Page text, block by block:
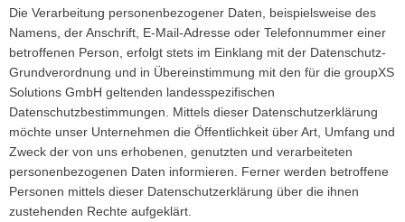
Die Verarbeitung personenbezogener Daten, beispielsweise des
Namens, der Anschrift, E-Mail-Adresse oder Telefonnummer einer
betroffenen Person, erfolgt stets im Einklang mit der Datenschutz-
Grundverordnung und in Übereinstimmung mit den für die groupXS
Solutions GmbH geltenden landesspezifischen
Datenschutzbestimmungen. Mittels dieser Datenschutzerklärung
möchte unser Unternehmen die Öffentlichkeit über Art, Umfang und
Zweck der von uns erhobenen, genutzten und verarbeiteten
personenbezogenen Daten informieren. Ferner werden betroffene
Personen mittels dieser Datenschutzerklärung über die ihnen
zustehenden Rechte aufgeklärt.